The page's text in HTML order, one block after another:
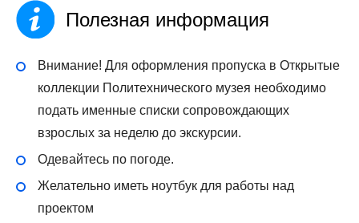
Полезная информация
Внимание! Для оформления пропуска в Открытые
коллекции Политехнического музея необходимо
подать именные списки сопровождающих
взрослых за неделю до экскурсии.
Одевайтесь по погоде.
Желательно иметь ноутбук для работы над
проектом